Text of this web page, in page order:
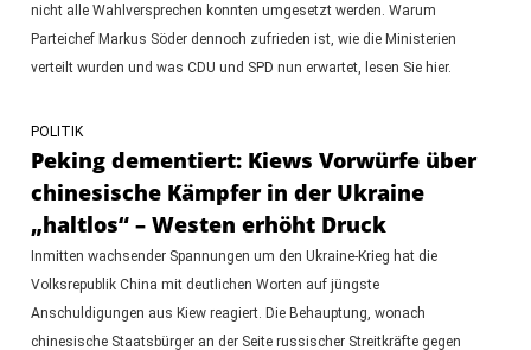
nicht alle Wahlversprechen konnten umgesetzt werden. Warum
Parteichef Markus Söder dennoch zufrieden ist, wie die Ministerien
verteilt wurden und was CDU und SPD nun erwartet, lesen Sie hier.
POLITIK
Peking dementiert: Kiews Vorwürfe über
chinesische Kämpfer in der Ukraine
„haltlos“ – Westen erhöht Druck
Inmitten wachsender Spannungen um den Ukraine-Krieg hat die
Volksrepublik China mit deutlichen Worten auf jüngste
Anschuldigungen aus Kiew reagiert. Die Behauptung, wonach
chinesische Staatsbürger an der Seite russischer Streitkräfte gegen